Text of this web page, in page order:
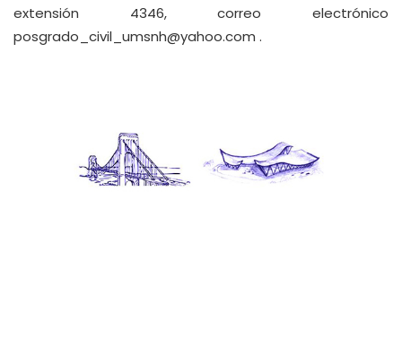
extensión 4346, correo electrónico
posgrado_civil_umsnh@yahoo.com .